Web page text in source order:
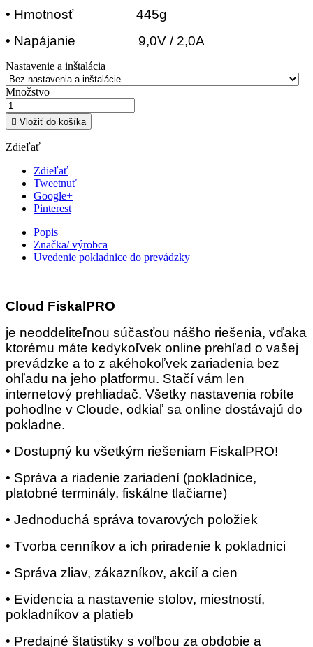
• Hmotnosť 445g
• Napájanie 9,0V / 2,0A
Nastavenie a inštalácia
Množstvo
 Vložiť do košíka
Zdieľať
Zdieľať
Tweetnuť
Google+
Pinterest
Popis
Značka/ výrobca
Uvedenie pokladnice do prevádzky
Cloud FiskalPRO
je neoddeliteľnou súčasťou nášho riešenia, vďaka
ktorému máte kedykoľvek online prehľad o vašej
prevádzke a to z akéhokoľvek zariadenia bez
ohľadu na jeho platformu. Stačí vám len
internetový prehliadač. Všetky nastavenia robíte
pohodlne v Cloude, odkiaľ sa online dostávajú do
pokladne.
• Dostupný ku všetkým riešeniam FiskalPRO!
• Správa a riadenie zariadení (pokladnice,
platobné terminály, fiskálne tlačiarne)
• Jednoduchá správa tovarových položiek
• Tvorba cenníkov a ich priradenie k pokladnici
• Správa zliav, zákazníkov, akcií a cien
• Evidencia a nastavenie stolov, miestností,
pokladníkov a platieb
• Predajné štatistiky s voľbou za obdobie a